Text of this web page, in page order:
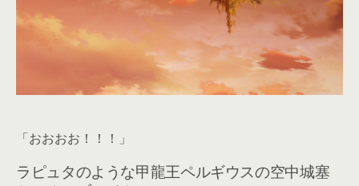
「おおおお！！！」
ラピュタのような甲龍王ペルギウスの空中城塞